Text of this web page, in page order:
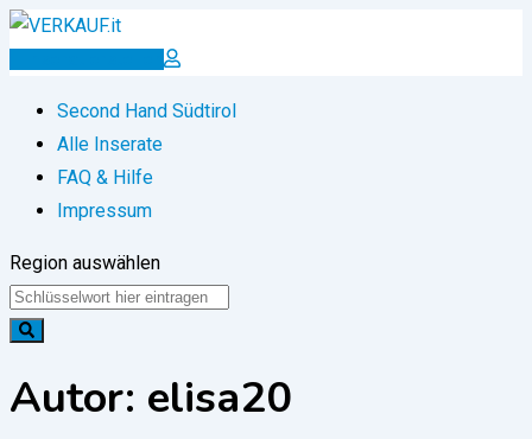
Zum
Inserat erstellen
Second Hand Südtirol
Alle Inserate
FAQ & Hilfe
Impressum
Region auswählen
Autor: elisa20